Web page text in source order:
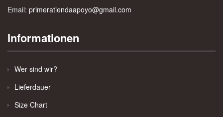
Email: primeratiendaapoyo@gmail.com
Informationen
Wer sind wir?
Lieferdauer
Size Chart